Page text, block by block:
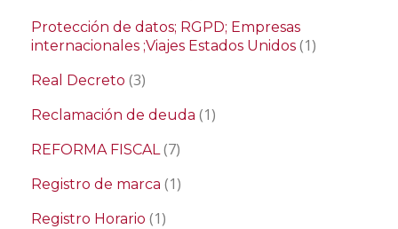
Protección de datos; RGPD; Empresas
internacionales ;Viajes Estados Unidos (1)
Real Decreto (3)
Reclamación de deuda (1)
REFORMA FISCAL(7)
Registro de marca (1)
Registro Horario (1)